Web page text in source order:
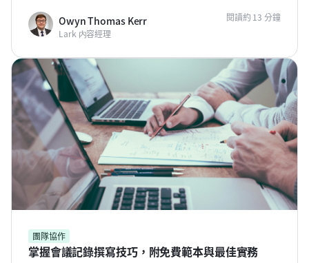
Owyn Thomas Kerr
Lark 内容經理
閱讀約 13 分鐘
團隊協作
掌握會議記錄撰寫技巧，附免費範本與最佳實務